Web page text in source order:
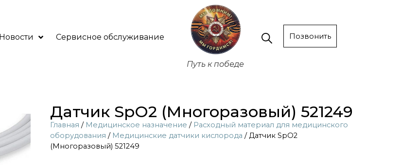
Новости Сервисное обслуживание
Путь к победе
Позвонить
Датчик SpO2 (Многоразовый) 521249
Главная / Медицинское назначение / Расходный материал для медицинского
оборудования / Медицинские датчики кислорода / Датчик SpO2
(Многоразовый) 521249